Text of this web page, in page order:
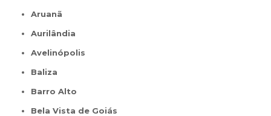
Aruanã
Aurilândia
Avelinópolis
Baliza
Barro Alto
Bela Vista de Goiás